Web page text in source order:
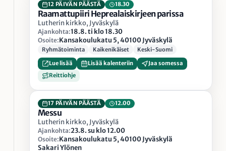
12 PÄIVÄN PÄÄSTÄ 18.30
Raamattupiiri Heprealaiskirjeen parissa
Lutherin kirkko, Jyväskylä
Ajankohta:18.8. ti klo 18.30
Osoite:Kansakoulukatu 5, 40100 Jyväskylä
Ryhmätoiminta Kaikenikäiset
Keski-Suomi
Lue lisää
Lisää kalenteriin
Jaa somessa
Reittiohje
17 PÄIVÄN PÄÄSTÄ 12.00
Messu
Lutherin kirkko, Jyväskylä
Ajankohta:23.8. su klo 12.00
Osoite:Kansakoulukatu 5, 40100 Jyväskylä
Sakari Ylönen